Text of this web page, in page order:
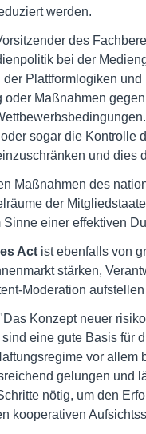
werden.
des
bei der
Plattformlogiken
oder Maßnahmen
sogar die Kontrolle
und
Maßnahmen des
der
Sinne einer effektiven
Act ist ebenfalls von
stärken,
Moderation
Konzept neuer
eine gute Basis für
vor
gelungen und
nötig, um den
kooperativen